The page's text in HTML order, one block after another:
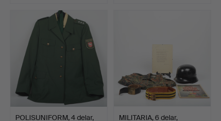
POLISUNIFORM, 4 delar,
MILITARIA, 6 delar,